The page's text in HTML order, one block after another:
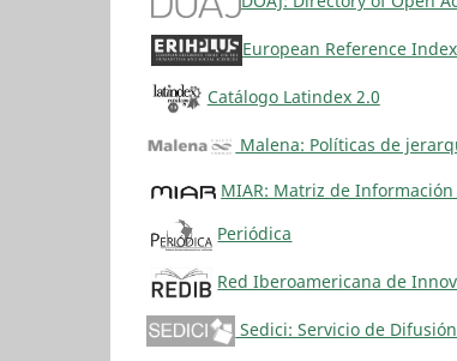
European Reference
Catálogo Latindex 2.0
Malena: Políticas de
MIAR: Matriz de
Periódica
Red Iberoamericana de
Sedici: Servicio de